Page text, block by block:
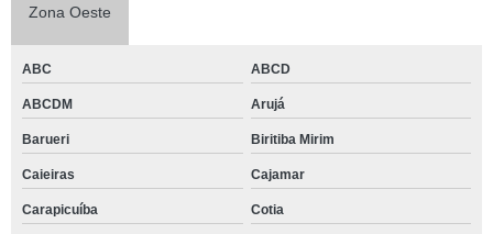
Zona Oeste
ABC ABCD
ABCDM Arujá
Barueri Biritiba Mirim
Caieiras Cajamar
Carapicuíba Cotia